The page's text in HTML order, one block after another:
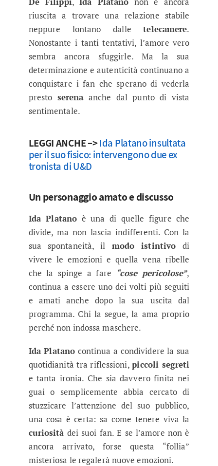
riuscita a trovare una relazione stabile
neppure lontano dalletelecamere.
Nonostante i tanti tentativi, l’amore vero
sembra ancora sfuggirle. Ma la sua
determinazione e autenticità continuano a
conquistare i fan che sperano di vederla
presto serenaanche dal punto di vista
sentimentale.
LEGGI ANCHE –>Ida Platano insultata
per il suo fisico: intervengono due ex
tronista di U&D
Un personaggio amato e discusso
Ida Platano è una di quelle figure che
divide, ma non lascia indifferenti. Con la
sua spontaneità, il modo istintivodi
vivere le emozioni e quella vena ribelle
che la spinge a fare
“cose pericolose”,
continua a essere uno dei volti più seguiti
e amati anche dopo la sua uscita dal
programma. Chi la segue, la ama proprio
perché non indossa maschere.
Ida Platano continua a condividere la sua
quotidianità tra riflessioni,piccoli segreti
e tanta ironia. Che sia davvero finita nei
guai o semplicemente abbia cercato di
stuzzicare l’attenzione del suo pubblico,
una cosa è certa: sa come tenere viva la
curiositàdei suoi fan. E se l’amore non è
ancora arrivato, forse questa “follia”
misteriosa le regalerà nuove emozioni.